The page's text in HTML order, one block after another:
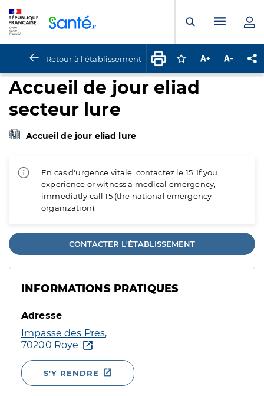
Ouvrir laMenu
Retour à l'établissement Connectez-vous
Augmenter la
Accueil de jour eliad
secteur lure
Accueil de jour eliad lure
En cas d'urgence vitale, contactez le 15. If you
experience or witness a medical emergency,
immediatly call 15 (the national emergency
organization).
CONTACTER L'ÉTABLISSEMENT
INFORMATIONS PRATIQUES
Adresse
Impasse des Pres,
70200 Roye
S'Y RENDRE